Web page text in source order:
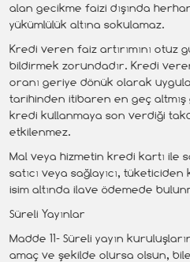
alan gecikme faizi dışında
yükümlülük altına sokulamaz.
Kredi veren faiz artırımını otuz
bildirmek zorundadır. Kredi
oranı geriye dönük olarak
tarihinden itibaren en geç
kredi kullanmaya son verdiği
etkilenmez.
Mal veya hizmetin kredi kartı ile
satıcı veya sağlayıcı,
isim altında ilave ödemede
Süreli Yayınlar
Madde 11- Süreli yayın
amaç ve şekilde olursa olsun,